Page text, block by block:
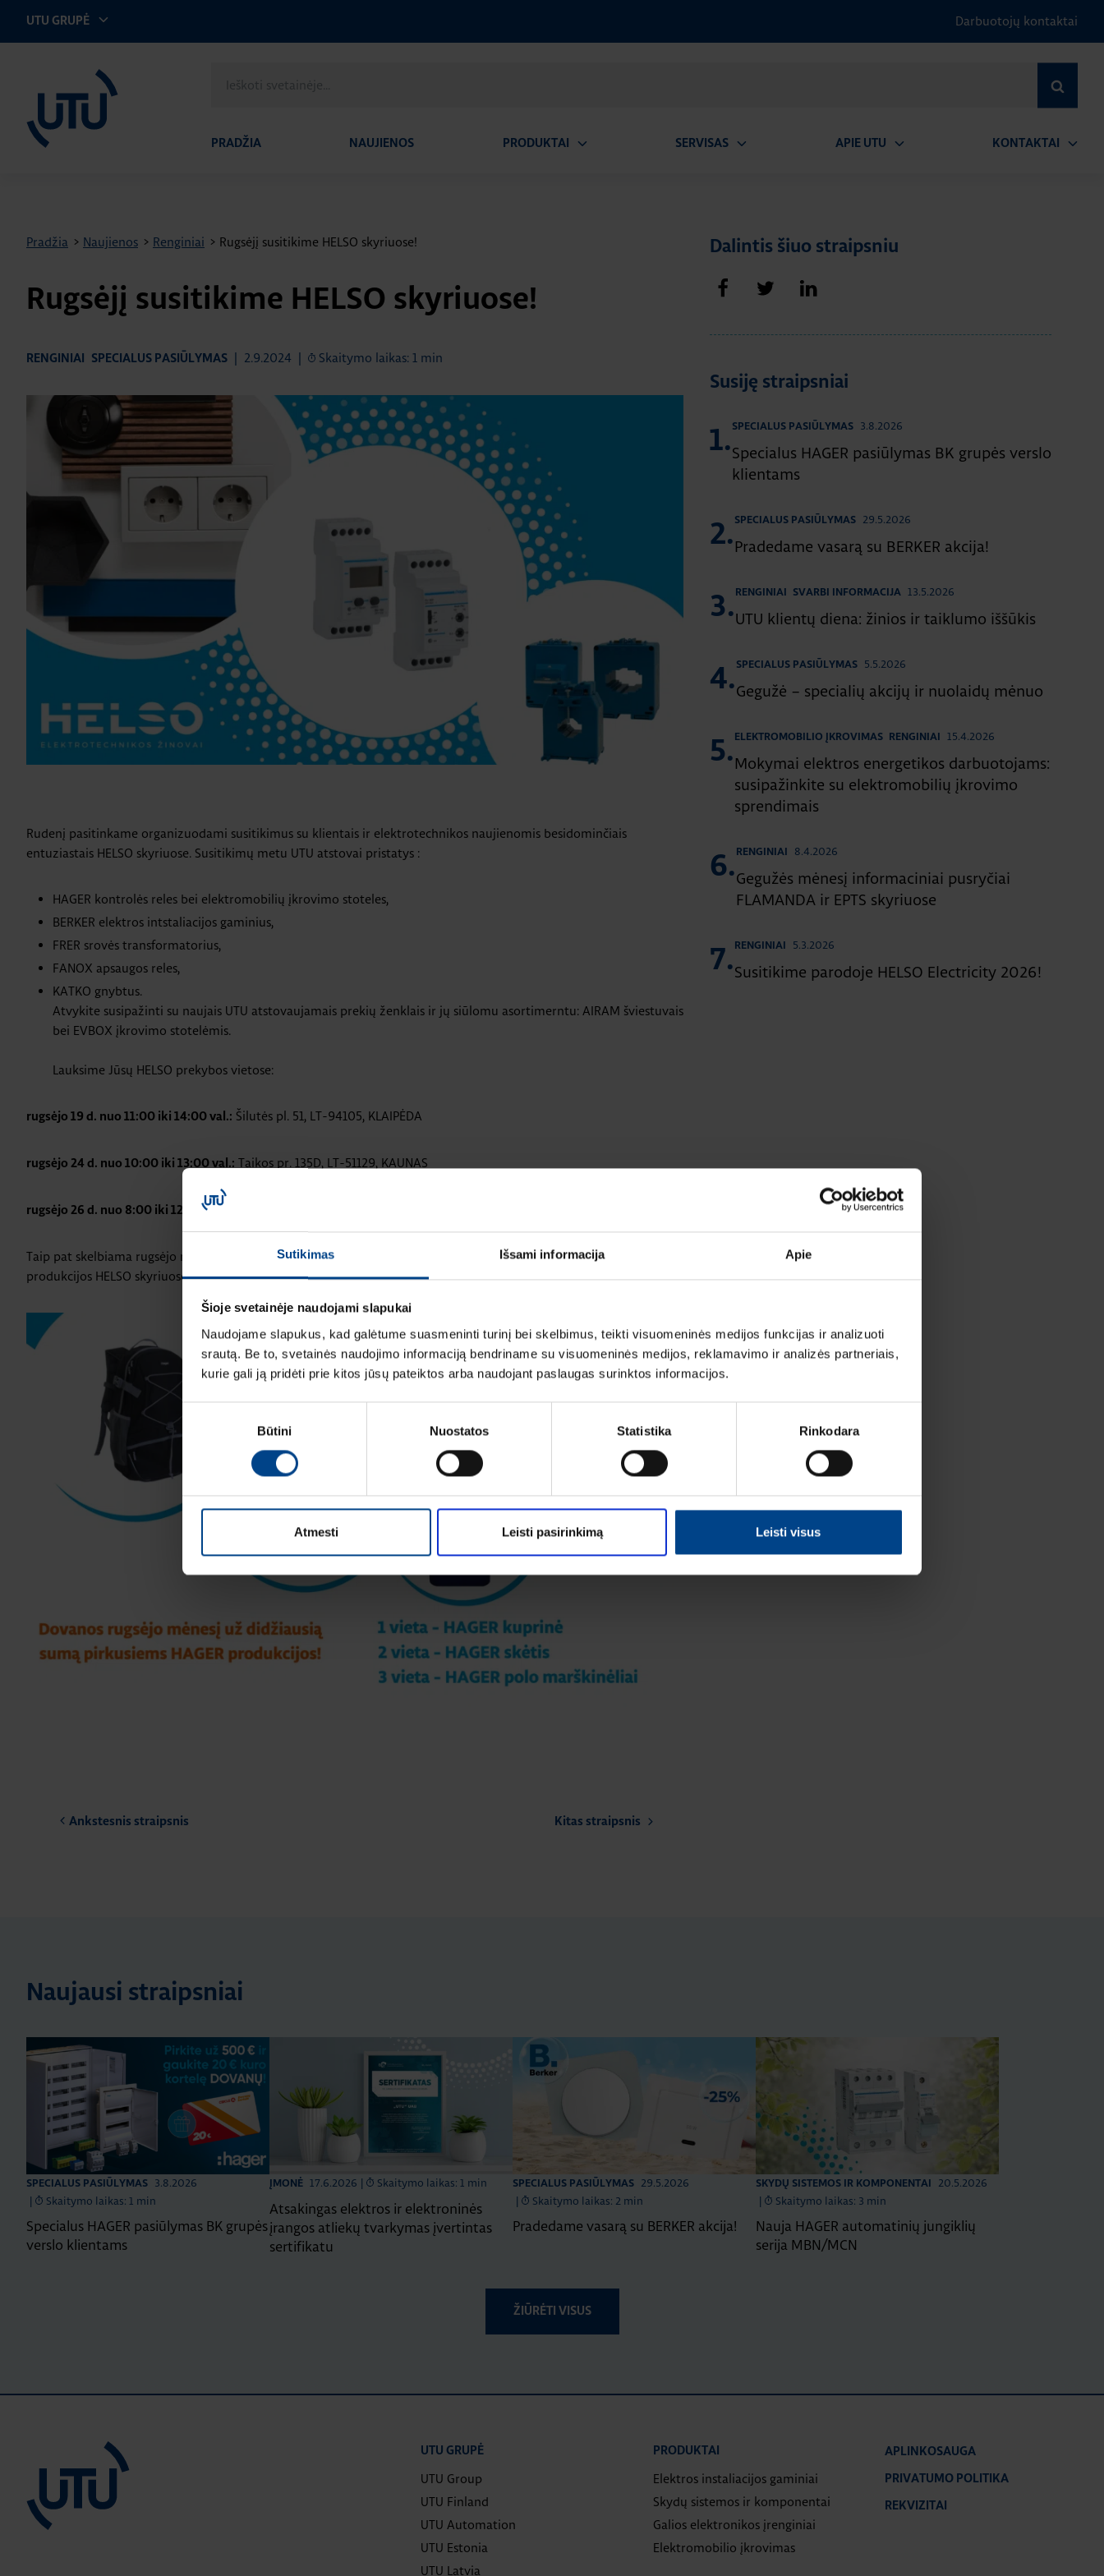
Sutikimas Išsami informacija Apie
Šioje svetainėje naudojami slapukai
Naudojame slapukus, kad galėtume suasmeninti turinį bei skelbimus, teikti visuomeninės medijos funkcijas ir analizuoti
srautą. Be to, svetainės naudojimo informaciją bendriname su visuomeninės medijos, reklamavimo ir analizės partneriais,
kurie gali ją pridėti prie kitos jūsų pateiktos arba naudojant paslaugas surinktos informacijos.
pasirinkimas
Būtini Nuostatos Statistika Rinkodara
Atmesti Leisti pasirinkimą Leisti visus
UTU GRUPĖ Darbuotojų kontaktai
svetainėje
PRADŽIA NAUJIENOS PRODUKTAI SERVISAS APIE UTU KONTAKTAI
Pradžia > Naujienos > Renginiai > Rugsėjį susitikime HELSO skyriuose!
Rugsėjį susitikime HELSO skyriuose!
RENGINIAI SPECIALUS PASIŪLYMAS | 2.9.2024 | Skaitymo laikas: 1 min
Rudenį pasitinkame organizuodami susitikimus su klientais ir elektrotechnikos naujienomis besidominčiais
entuziastais HELSO skyriuose. Susitikimų metu UTU atstovai pristatys :
HAGER kontrolės reles bei elektromobilių įkrovimo stoteles,
BERKER elektros intstaliacijos gaminius,
FRER srovės transformatorius,
FANOX apsaugos reles,
KATKO gnybtus.
Atvykite susipažinti su naujais UTU atstovaujamais prekių ženklais ir jų siūlomu asortimerntu: AIRAM šviestuvais
bei EVBOX įkrovimo stotelėmis.
Lauksime Jūsų HELSO prekybos vietose:
rugsėjo 19 d. nuo 11:00 iki 14:00 val.: Šilutės pl. 51, LT-94105, KLAIPĖDA
rugsėjo 24 d. nuo 10:00 iki 13:00 val.: Taikos pr. 135D, LT-51129, KAUNAS
rugsėjo 26 d. nuo 8:00 iki 12:00 val.:
Taip pat skelbiama rugsėjo mėnesio akcija! Dovanos rugsėjo mėnesį už didžiausią sumą pirkusiems HAGER
produkcijos HELSO skyriuose!
Ankstesnis straipsnis Kitas straipsnis
Dalintis šiuo straipsniu
Dalintis „Facebook"Dalintis „Twitter"
Susiję straipsniai
1. SPECIALUS PASIŪLYMAS 3.8.2026
Specialus HAGER pasiūlymas BK grupės verslo
klientams
2. SPECIALUS PASIŪLYMAS 29.5.2026
Pradedame vasarą su BERKER akcija!
3. RENGINIAI SVARBI INFORMACIJA 13.5.2026
UTU klientų diena: žinios ir taiklumo iššūkis
4. SPECIALUS PASIŪLYMAS 5.5.2026
Gegužė – specialių akcijų ir nuolaidų mėnuo
5. ELEKTROMOBILIO ĮKROVIMAS RENGINIAI 15.4.2026
Mokymai elektros energetikos darbuotojams:
susipažinkite su elektromobilių įkrovimo
sprendimais
6. RENGINIAI 8.4.2026
Gegužės mėnesį informaciniai pusryčiai
FLAMANDA ir EPTS skyriuose
7. RENGINIAI 5.3.2026
Susitikime parodoje HELSO Electricity 2026!
Naujausi straipsniai
SPECIALUS PASIŪLYMAS
3.8.2026
|
Skaitymo laikas: 1 min
Specialus HAGER pasiūlymas BK grupės
verslo klientams
ĮMONĖ 17.6.2026 | Skaitymo laikas: 1 min
Atsakingas elektros ir elektroninės
įrangos atliekų tvarkymas įvertintas
sertifikatu
SPECIALUS PASIŪLYMAS
29.5.2026
|
Skaitymo laikas: 2 min
Pradedame vasarą su BERKER akcija!
SKYDŲ SISTEMOS IR KOMPONENTAI
20.5.2026
|
Skaitymo laikas: 3 min
Nauja HAGER automatinių jungiklių
serija MBN/MCN
ŽIŪRĖTI VISUS
UTU GRUPĖ
UTU Group
UTU Finland
UTU Automation
UTU Estonia
UTU Latvia
PRODUKTAI
Elektros instaliacijos gaminiai
Skydų sistemos ir komponentai
Galios elektronikos įrenginiai
Elektromobilio įkrovimas
APLINKOSAUGA
PRIVATUMO POLITIKA
REKVIZITAI